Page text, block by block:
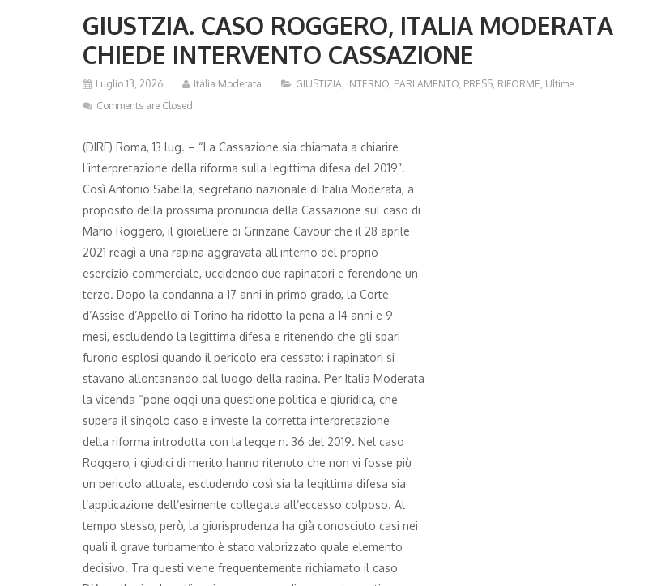
GIUSTZIA. CASO ROGGERO, ITALIA MODERATA
CHIEDE INTERVENTO CASSAZIONE
Luglio 13, 2026 Italia Moderata GIUSTIZIA, INTERNO, PARLAMENTO, PRESS, RIFORME, Ultime
Comments are Closed
(DIRE) Roma, 13 lug. – “La Cassazione sia chiamata a chiarire
l’interpretazione della riforma sulla legittima difesa del 2019”.
Così Antonio Sabella, segretario nazionale di Italia Moderata, a
proposito della prossima pronuncia della Cassazione sul caso di
Mario Roggero, il gioielliere di Grinzane Cavour che il 28 aprile
2021 reagì a una rapina aggravata all’interno del proprio
esercizio commerciale, uccidendo due rapinatori e ferendone un
terzo. Dopo la condanna a 17 anni in primo grado, la Corte
d’Assise d’Appello di Torino ha ridotto la pena a 14 anni e 9
mesi, escludendo la legittima difesa e ritenendo che gli spari
furono esplosi quando il pericolo era cessato: i rapinatori si
stavano allontanando dal luogo della rapina. Per Italia Moderata
la vicenda “pone oggi una questione politica e giuridica, che
supera il singolo caso e investe la corretta interpretazione
della riforma introdotta con la legge n. 36 del 2019. Nel caso
Roggero, i giudici di merito hanno ritenuto che non vi fosse più
un pericolo attuale, escludendo così sia la legittima difesa sia
l’applicazione dell’esimente collegata all’eccesso colposo. Al
tempo stesso, però, la giurisprudenza ha già conosciuto casi nei
quali il grave turbamento è stato valorizzato quale elemento
decisivo. Tra questi viene frequentemente richiamato il caso